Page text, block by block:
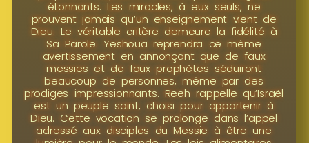
étonnants. Les miracles, à eux seuls, ne
prouvent jamais qu’un enseignement vient de
Dieu. Le véritable critère demeure la fidélité à
Sa Parole. Yeshoua reprendra ce même
avertissement en annonçant que de faux
messies et de faux prophètes séduiront
beaucoup de personnes, même par des
prodiges impressionnants. Reeh rappelle qu’Israël
est un peuple saint, choisi pour appartenir à
Dieu. Cette vocation se prolonge dans l’appel
adressé aux disciples du Messie à être une